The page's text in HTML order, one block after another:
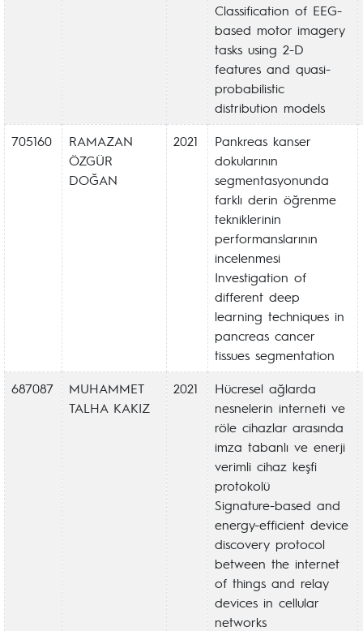
Classification of EEG-
based motor imagery
tasks using 2-D
features and quasi-
probabilistic
distribution models
705160
RAMAZAN
ÖZGÜR
DOĞAN
2021
Pankreas kanser
dokularının
segmentasyonunda
farklı derin öğrenme
tekniklerinin
performanslarının
incelenmesi
Investigation of
different deep
learning techniques in
pancreas cancer
tissues segmentation
687087
MUHAMMET
TALHA KAKIZ
2021
Hücresel ağlarda
nesnelerin interneti ve
röle cihazlar arasında
imza tabanlı ve enerji
verimli cihaz keşfi
protokolü
Signature-based and
energy-efficient device
discovery protocol
between the internet
of things and relay
devices in cellular
networks